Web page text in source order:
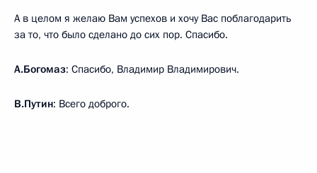
А в целом я желаю Вам успехов и хочу Вас поблагодарить
за то, что было сделано до сих пор. Спасибо.
А.Богомаз: Спасибо, Владимир Владимирович.
В.Путин: Всего доброго.